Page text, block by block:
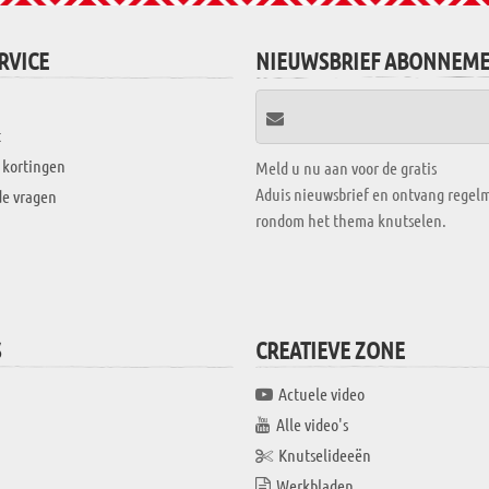
kortingen
vragen
NIEUWSBRIEF
Meld u nu aan voor de gratis
Aduis nieuwsbrief en ontvang
rondom het thema knutselen.
CREATIEVE ZONE
Actuele video
Alle video's
Knutselideeën